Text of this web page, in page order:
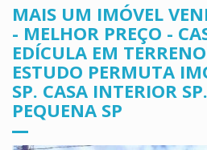
MAIS UM IMÓVEL
- MELHOR PREÇO -
EDÍCULA EM
ESTUDO PERMUTA
SP. CASA INTERIOR
PEQUENA SP